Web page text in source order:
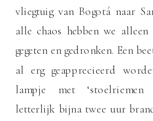
vliegtuig van Bogotá naar
alle chaos hebben we
gegeten en gedronken. Een
al erg geapprecieerd
lampje met
letterlijk bijna twee uur